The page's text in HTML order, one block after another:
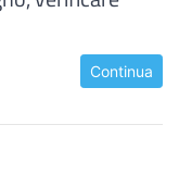
Continua